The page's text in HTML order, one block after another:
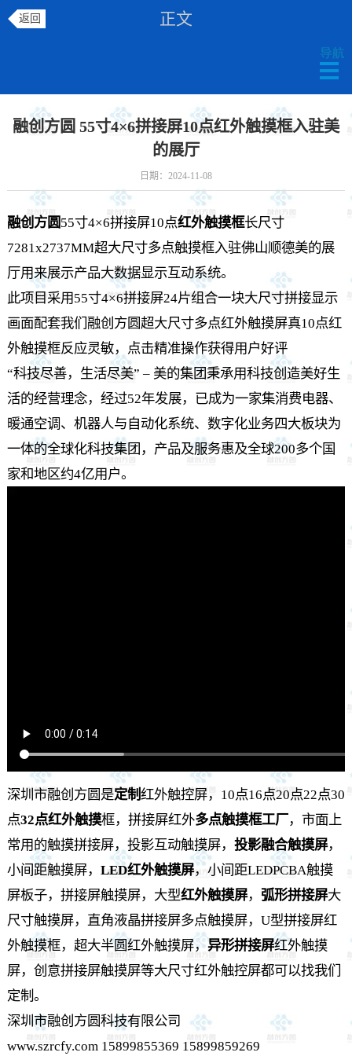
返回 正文
融创方圆 55寸4×6拼接屏10点红外触摸框入驻美
的展厅
日期：2024-11-08
融创方圆55寸4×6拼接屏10点红外触摸框长尺寸
7281x2737MM超大尺寸多点触摸框入驻佛山顺德美的展
厅用来展示产品大数据显示互动系统。
此项目采用55寸4×6拼接屏24片组合一块大尺寸拼接显示
画面配套我们融创方圆超大尺寸多点红外触摸屏真10点红
外触摸框反应灵敏，点击精准操作获得用户好评
“科技尽善，生活尽美” – 美的集团秉承用科技创造美好生
活的经营理念，经过52年发展，已成为一家集消费电器、
暖通空调、机器人与自动化系统、数字化业务四大板块为
一体的全球化科技集团，产品及服务惠及全球200多个国
家和地区约4亿用户。
深圳市融创方圆是定制红外触控屏，10点16点20点22点30
点32点红外触摸框，拼接屏红外多点触摸框工厂，市面上
常用的触摸拼接屏，投影互动触摸屏， 投影融合触摸屏，
小间距触摸屏， LED红外触摸屏，小间距LEDPCBA触摸
屏板子，拼接屏触摸屏，大型红外触摸屏， 弧形拼接屏大
尺寸触摸屏，直角液晶拼接屏多点触摸屏，U型拼接屏红
外触摸框，超大半圆红外触摸屏，异形拼接屏红外触摸
屏，创意拼接屏触摸屏等大尺寸红外触控屏都可以找我们
定制。
深圳市融创方圆科技有限公司
www.szrcfy.com 15899855369 15899859269